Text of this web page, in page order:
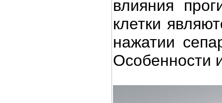
влияния
клетки
нажатии
Особенности